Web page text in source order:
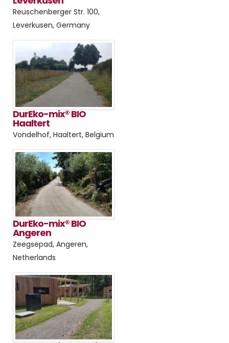
Reuschenberger Str. 100,
Leverkusen, Germany
DurEko-mix® BIO
Haaltert
Vondelhof, Haaltert, Belgium
DurEko-mix® BIO
Angeren
Zeegsepad, Angeren,
Netherlands